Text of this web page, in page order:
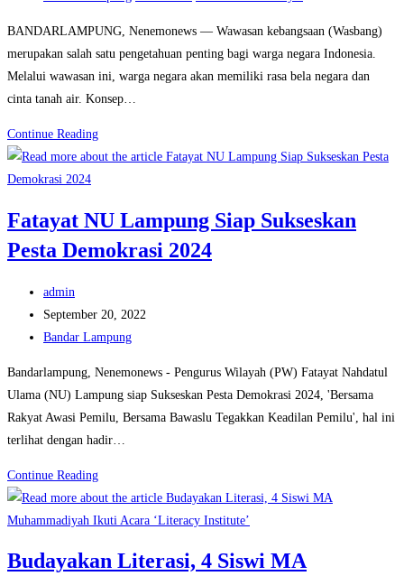
BANDARLAMPUNG, Nenemonews — Wawasan kebangsaan (Wasbang)
merupakan salah satu pengetahuan penting bagi warga negara Indonesia.
Melalui wawasan ini, warga negara akan memiliki rasa bela negara dan
cinta tanah air. Konsep…
Continue ReadingKasdim
0410/KBL
Adalah
Calon
Depan
Fatayat NU Lampung Siap Sukseskan
Pesta Demokrasi 2024
Post
author:
admin
Post
published:
September 20, 2022
Post
Bandar Lampung
Bandarlampung, Nenemonews - Pengurus Wilayah (PW) Fatayat Nahdatul
Ulama (NU) Lampung siap Sukseskan Pesta Demokrasi 2024, 'Bersama
Rakyat Awasi Pemilu, Bersama Bawaslu Tegakkan Keadilan Pemilu', hal ini
terlihat dengan hadir…
Continue ReadingFatayat
NU
Lampung
Sukseskan
Budayakan Literasi, 4 Siswi MA